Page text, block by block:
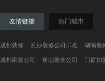
友情链接 热门城市
成都装修 长沙装修公司排名 湖南装
成都家装公司
唐山装饰公司 门窗加